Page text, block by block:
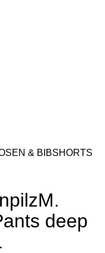
& BIBSHORTS
deep